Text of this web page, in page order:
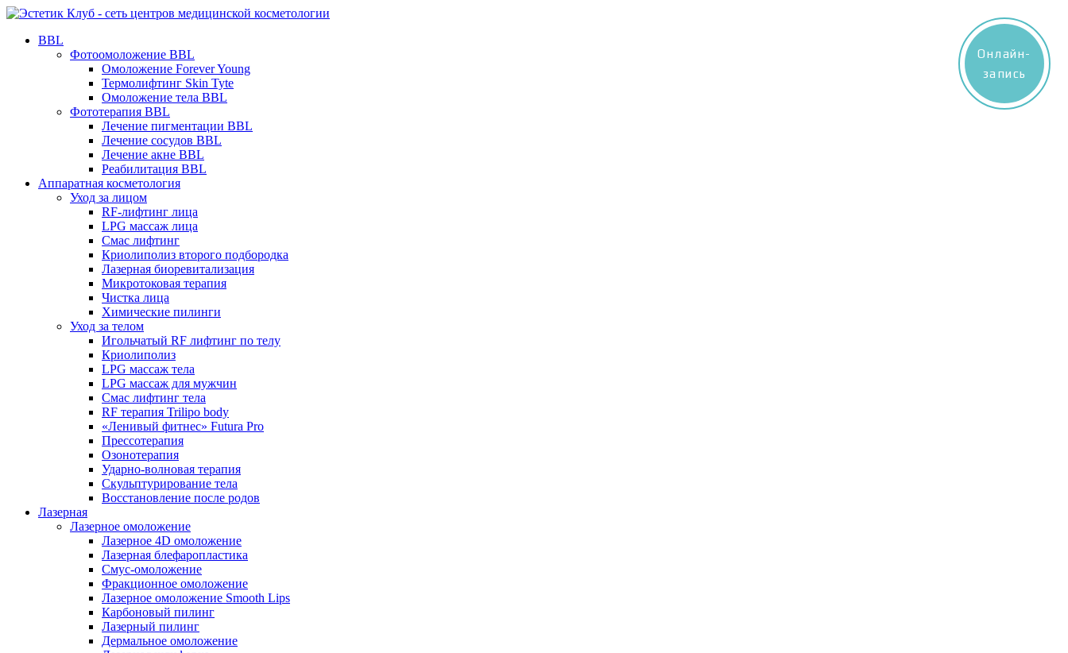
BBL
Фотоомоложение BBL
Омоложение Forever Young
Термолифтинг Skin Tyte
Омоложение тела BBL
Фототерапия BBL
Лечение пигментации BBL
Лечение сосудов BBL
Лечение акне BBL
Реабилитация BBL
Аппаратная косметология
Уход за лицом
RF-лифтинг лица
LPG массаж лица
Смас лифтинг
Криолиполиз второго подбородка
Лазерная биоревитализация
Микротоковая терапия
Чистка лица
Химические пилинги
Уход за телом
Игольчатый RF лифтинг по телу
Криолиполиз
LPG массаж тела
LPG массаж для мужчин
Смас лифтинг тела
RF терапия Trilipo body
«Ленивый фитнес» Futura Pro
Прессотерапия
Озонотерапия
Ударно-волновая терапия
Скульптурирование тела
Восстановление после родов
Лазерная
Лазерное омоложение
Лазерное 4D омоложение
Лазерная блефаропластика
Смус-омоложение
Фракционное омоложение
Лазерное омоложение Smooth Lips
Карбоновый пилинг
Лазерный пилинг
Дермальное омоложение
Онлайн-
запись